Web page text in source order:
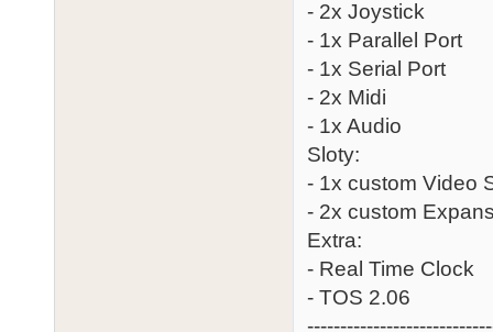
- 2x Joystick
- 1x Parallel Port
- 1x Serial Port
- 2x Midi
- 1x Audio
Sloty:
- 1x custom Video
- 2x custom
Extra:
- Real Time Clock
- TOS 2.06